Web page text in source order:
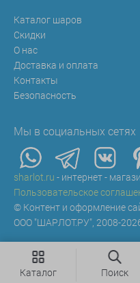
Каталог шаров
Скидки
О нас
Доставка и оплата
Контакты
Безопасность
Мы в социальных сетях
sharlot.ru - интернет -
Пользовательское
© Контент и оформление
ООО "ШАРЛОТ.РУ", 2008-
Каталог Поиск